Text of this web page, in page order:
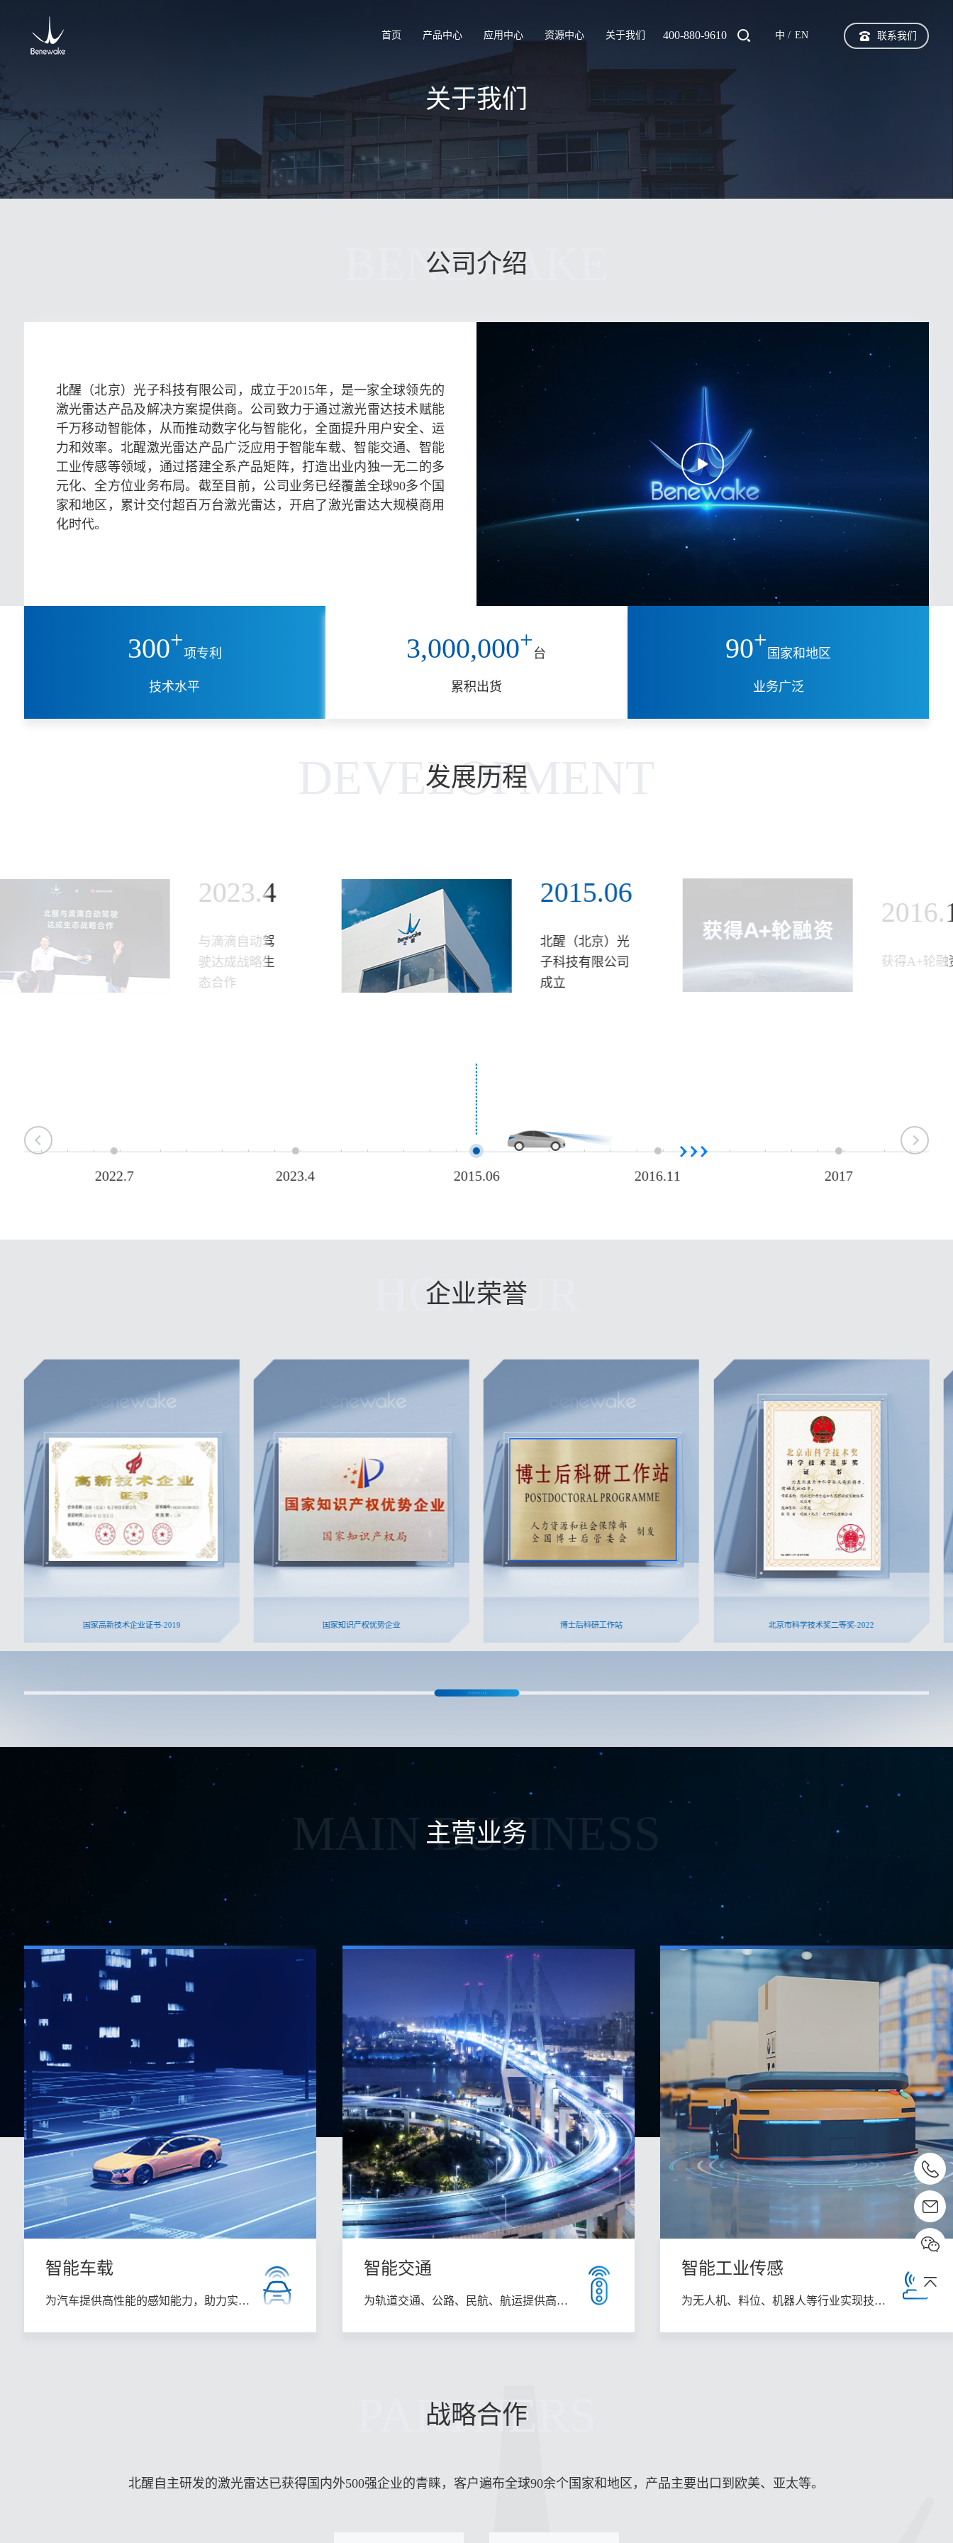
首页 产品中心 应用中心 资源中心 关于我们 400-880-9610 中 EN 联系我们
关于我们
公司介绍
BENEWAKE
北醒（北京）光子科技有限公司，成立于2015年，是一家全球领先的
激光雷达产品及解决方案提供商。公司致力于通过激光雷达技术赋能
千万移动智能体，从而推动数字化与智能化，全面提升用户安全、运
力和效率。北醒激光雷达产品广泛应用于智能车载、智能交通、智能
工业传感等领域，通过搭建全系产品矩阵，打造出业内独一无二的多
元化、全方位业务布局。截至目前，公司业务已经覆盖全球90多个国
家和地区，累计交付超百万台激光雷达，开启了激光雷达大规模商用
化时代。
300+
项专利
技术水平
3,000,000+
台
累积出货
90+
国家和地区
业务广泛
发展历程
DEVELOPMENT
2023.4
与滴滴自动驾
驶达成战略生
态合作
2015.06
北醒（北京）光
子科技有限公司
成立
获得A+轮融
2022.7 2023.4 2015.06 2016.11 2017
企业荣誉
HONOUR
国家高新技术企业证书-2019 国家知识产权优势企业 博士后科研工作站 北京市科学技术奖二等奖-2022
主营业务
MAIN BUSINESS
智能车载
为汽车提供高性能的感知能力，助力实现
智能交通
为轨道交通、公路、民航、航运提供高性
智能工业传感
为无人机、料位、机器人等行业实现技术
战略合作
PARTNERS
北醒自主研发的激光雷达已获得国内外500强企业的青睐，客户遍布全球90余个国家和地区，产品主要出口到欧美、亚太等。